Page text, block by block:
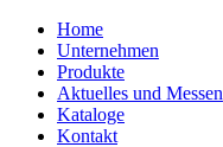
Home
Unternehmen
Produkte
Aktuelles und Messen
Kataloge
Kontakt